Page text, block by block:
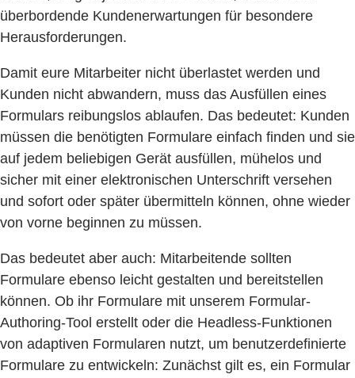
überbordende Kundenerwartungen für besondere
Herausforderungen.
Damit eure Mitarbeiter nicht überlastet werden und
Kunden nicht abwandern, muss das Ausfüllen eines
Formulars reibungslos ablaufen. Das bedeutet: Kunden
müssen die benötigten Formulare einfach finden und sie
auf jedem beliebigen Gerät ausfüllen, mühelos und
sicher mit einer elektronischen Unterschrift versehen
und sofort oder später übermitteln können, ohne wieder
von vorne beginnen zu müssen.
Das bedeutet aber auch: Mitarbeitende sollten
Formulare ebenso leicht gestalten und bereitstellen
können. Ob ihr Formulare mit unserem Formular-
Authoring-Tool erstellt oder die Headless-Funktionen
von adaptiven Formularen nutzt, um benutzerdefinierte
Formulare zu entwickeln: Zunächst gilt es, ein Formular